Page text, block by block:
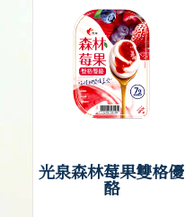
光泉森林莓果雙格優
酪